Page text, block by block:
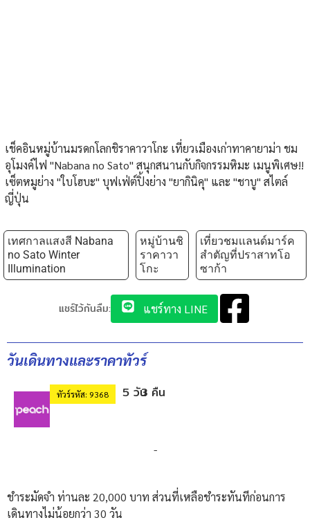
เช็คอินหมู่บ้านมรดกโลกชิราคาวาโกะ เที่ยวเมืองเก่าทาคายาม่า ชม
อุโมงค์ไฟ "Nabana no Sato" สนุกสนานกับกิจกรรมหิมะ เมนูพิเศษ!!
เซ็ตหมูย่าง "ใบโฮบะ" บุฟเฟ่ต์ปิ้งย่าง "ยากินิคุ" และ "ชาบู" สไตล์
ญี่ปุ่น
เทศกาลแสงสี Nabana
no Sato Winter
Illumination
หมู่บ้านชิ
ราคาวา
โกะ
เที่ยวชมเเลนด์มาร์ค
สำตัญที่ปราสาทโอ
ซาก้า
แชร์ไว้กันลืม: แชร์ทาง LINE
วันเดินทางและราคาทัวร์
ทัวร์รหัส: 9368 5 วัน3 คืน
-
ชำระมัดจำ ท่านละ 20,000 บาท ส่วนที่เหลือชำระทันทีก่อนการ
เดินทางไม่น้อยกว่า 30 วัน